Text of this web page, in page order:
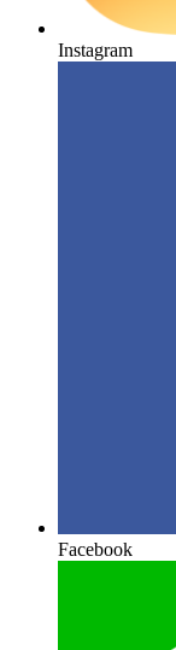
Instagram
Facebook